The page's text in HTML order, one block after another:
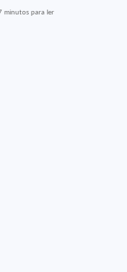
minutos para ler